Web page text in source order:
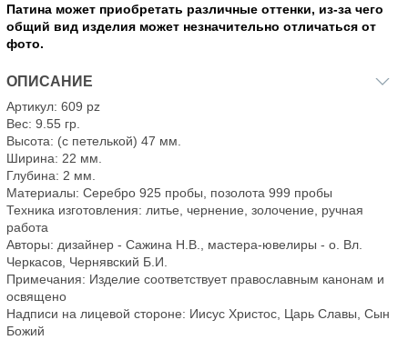
Патина может приобретать различные оттенки, из-за чего
общий вид изделия может незначительно отличаться от
фото.
ОПИСАНИЕ
Артикул: 609 pz
Вес: 9.55 гр.
Высота: (с петелькой) 47 мм.
Ширина: 22 мм.
Глубина: 2 мм.
Материалы: Серебро 925 пробы, позолота 999 пробы
Техника изготовления: литье, чернение, золочение, ручная
работа
Авторы: дизайнер - Сажина Н.В., мастера-ювелиры - о. Вл.
Черкасов, Чернявский Б.И.
Примечания: Изделие соответствует православным канонам и
освящено
Надписи на лицевой стороне: Иисус Христос, Царь Славы, Сын
Божий